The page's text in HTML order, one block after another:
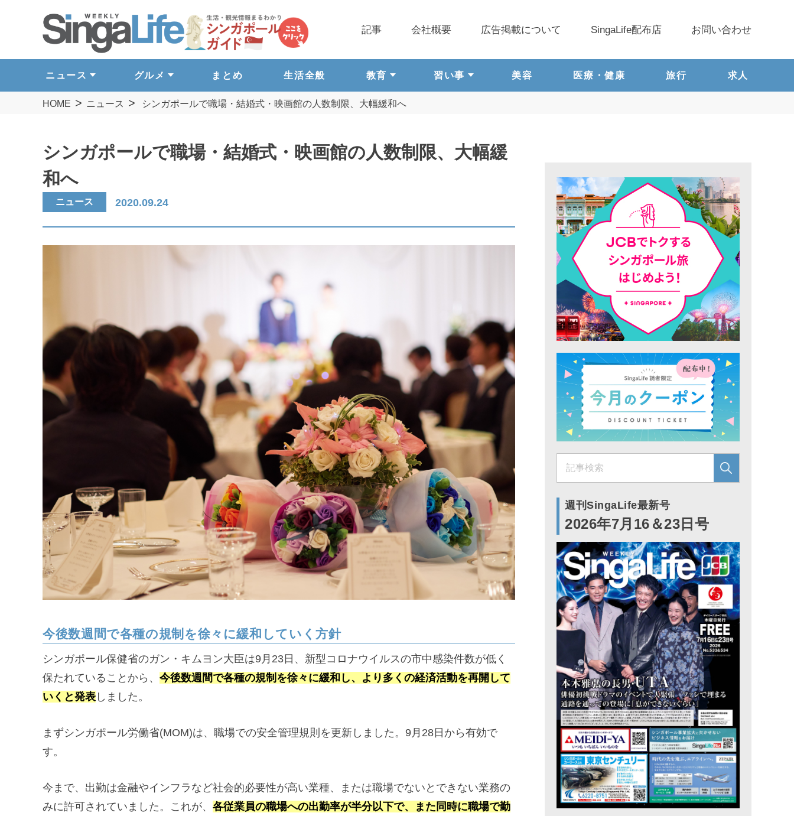
ニュース グルメ まとめ 生活全般 教育 習い事 美容 医療・健康 旅行 求人
記事 会社概要 広告掲載について SingaLife配布店 お問い合わせ
HOME ニュース シンガポールで職場・結婚式・映画館の人数制限、大幅緩和へ
シンガポールで職場・結婚式・映画館の人数制限、大幅緩
和へ
ニュース 2020.09.24
今後数週間で各種の規制を徐々に緩和していく方針
シンガポール保健省のガン・キムヨン大臣は9月23日、新型コロナウイルスの市中感染件数が低く
保たれていることから、 今後数週間で各種の規制を徐々に緩和し、より多くの経済活動を再開して
いくと発表 しました。
まずシンガポール労働省(MOM)は、職場での安全管理規則を更新しました。9月28日から有効で
す。
今まで、出勤は金融やインフラなど社会的必要性が高い業種、または職場でないとできない業務の
みに許可されていました。これが、 各従業員の職場への出勤率が半分以下で、また同時に職場で勤
週刊SingaLife最新号
2026年7月16＆23日号